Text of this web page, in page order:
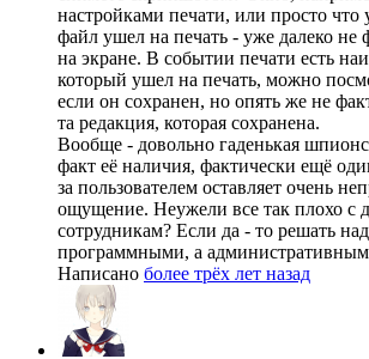
настройками печати, или просто что
файл ушел на печать - уже далеко не
на экране. В событии печати есть
который ушел на печать, можно
если он сохранен, но опять же не
та редакция, которая сохранена.
Вообще - довольно гаденькая
факт её наличия, фактически ещё
за пользователем оставляет очень
ощущение. Неужели все так плохо с
сотрудникам? Если да - то решать
программными, а
Написано более трёх лет назад